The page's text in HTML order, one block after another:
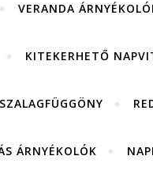
VERANDA
KITEKERHETŐ
SZALAGFÜGGÖNY
ÁRNYÉKOLÓK